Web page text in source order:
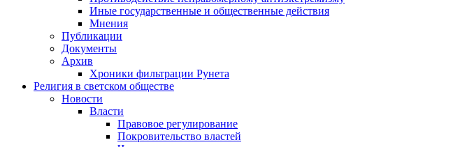
Иные государственные и общественные действия
Мнения
Публикации
Документы
Архив
Хроники фильтрации Рунета
Религия в светском обществе
Новости
Власти
Правовое регулирование
Покровительство властей